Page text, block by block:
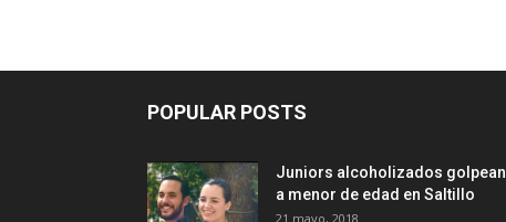
POPULAR POSTS
Juniors alcoholizados golpean
a menor de edad en Saltillo
21 mayo, 2018